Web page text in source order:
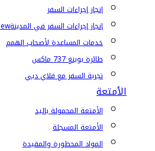
إنجاز إجراءات السفر
إنجاز إجراءات السفر في المدينة
خدمات المساعدة لأصحاب الهمم
طائرة بوينغ 737 ماكس
تجربة السفر مع فلاي دبي
الأمتعة
الأمتعة المحمولة باليد
الأمتعة المسجلة
المواد المحظورة والمقيدة